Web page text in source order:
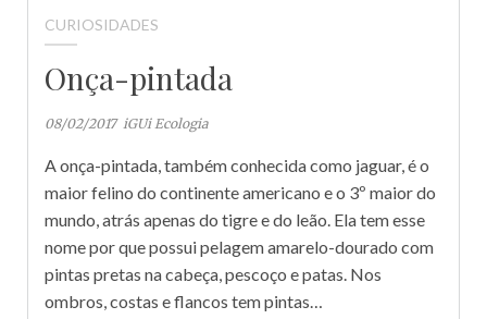
CURIOSIDADES
Onça-pintada
08/02/2017 iGUi Ecologia
A onça-pintada, também conhecida como jaguar, é o
maior felino do continente americano e o 3º maior do
mundo, atrás apenas do tigre e do leão. Ela tem esse
nome por que possui pelagem amarelo-dourado com
pintas pretas na cabeça, pescoço e patas. Nos
ombros, costas e flancos tem pintas…